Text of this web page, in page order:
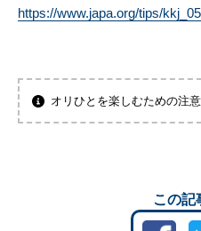
https://www.japa.org/tips/
オリひとを楽しむための注
この